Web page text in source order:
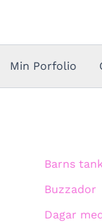
Min Porfolio
Barns
Buzzador
Dagar